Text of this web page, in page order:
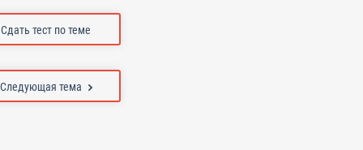
Сдать тест по теме
Следующая тема